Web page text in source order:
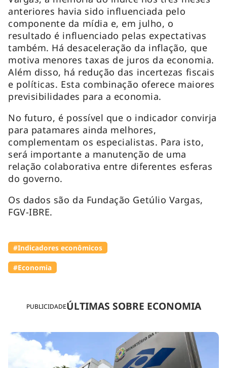
PUBLICIDADEÚLTIMAS SOBRE ECONOMIA
anteriores havia sido influenciada pelo
componente da mídia e, em julho, o
resultado é influenciado pelas expectativas
também. Há desaceleração da inflação, que
motiva menores taxas de juros da economia.
Além disso, há redução das incertezas fiscais
e políticas. Esta combinação oferece maiores
previsibilidades para a economia.
No futuro, é possível que o indicador convirja
para patamares ainda melhores,
complementam os especialistas. Para isto,
será importante a manutenção de uma
relação colaborativa entre diferentes esferas
do governo.
Os dados são da Fundação Getúlio Vargas,
FGV-IBRE.
#Indicadores econômicos
#Economia